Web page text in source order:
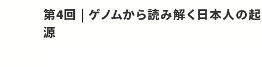
第4回 | ゲノムから読み解く日本人の起
源